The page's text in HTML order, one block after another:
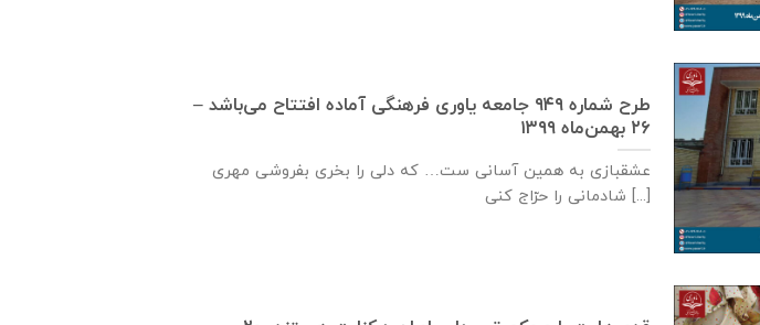
طرح شماره ۹۴۹ جامعه ياوری فرهنگی آماده افتتاح می‌باشد –
۲۶ بهمن‌ماه ۱۳۹۹
عشقبازی به همین آسانی ست… که دلی را بخری بفروشی مهری
شادمانی را حرّاج کنی [...]